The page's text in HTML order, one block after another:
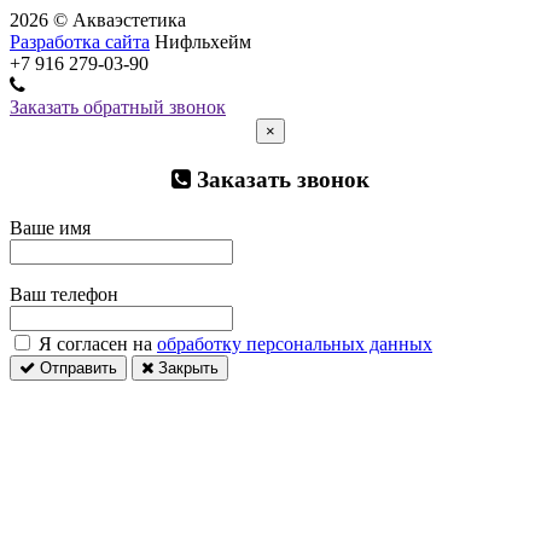
2026 © Акваэстетика
Разработка сайта Нифльхейм
+7 916 279-03-90
Заказать обратный звонок
×
Заказать звонок
Ваше имя
Ваш телефон
Я согласен на обработку персональных данных
Отправить Закрыть